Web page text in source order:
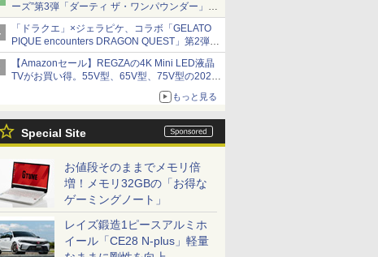
ーズ”第3弾「ダーティ ザ・ワンパウンダー」を
8月7日発売
「特製ガーリックマヨソース」を使用した超大
型チーズバーガー
「ドラクエ」×ジェラピケ、コラボ「GELATO
PIQUE encounters DRAGON QUEST」第2弾が
本日発売
アイスカップに入ったスライムやわたぼう、ベ
ビーサタンなどがオリジナルアートで登場
【Amazonセール】REGZAの4K Mini LED液晶
TVがお買い得。55V型、65V型、75V型の2026
もっと見る
Special Site
お値段そのままでメモリ倍
増！メモリ32GBの「お得な
ゲーミングノート」
レイズ鍛造1ピースアルミホ
イール「CE28 N-plus」軽量